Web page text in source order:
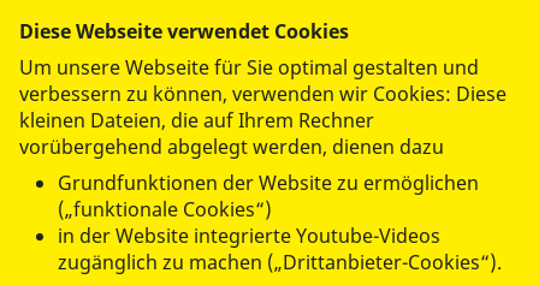
Jobs
Ambulanter Pflegedienst
Betreutes Wohnen
Hauskrankenpflege
Hausnotruf
Kurzzeitpflege
Seniorengerechtes Wohnen
Servicebüro
Senioreneinrichtung
Diese Webseite verwendet Cookies
Um unsere Webseite für Sie optimal gestalten und
verbessern zu können, verwenden wir Cookies: Diese
kleinen Dateien, die auf Ihrem Rechner
vorübergehend abgelegt werden, dienen dazu
Grundfunktionen der Website zu ermöglichen
(„funktionale Cookies“)
in der Website integrierte Youtube-Videos
zugänglich zu machen („Drittanbieter-Cookies“).